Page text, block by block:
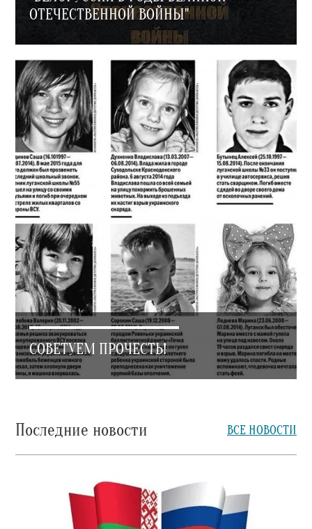
ОТЕЧЕСТВЕННОЙ ВОЙНЫ"
СОВЕТУЕМ ПРОЧЕСТЬ!
Последние новости ВСЕ НОВОСТИ